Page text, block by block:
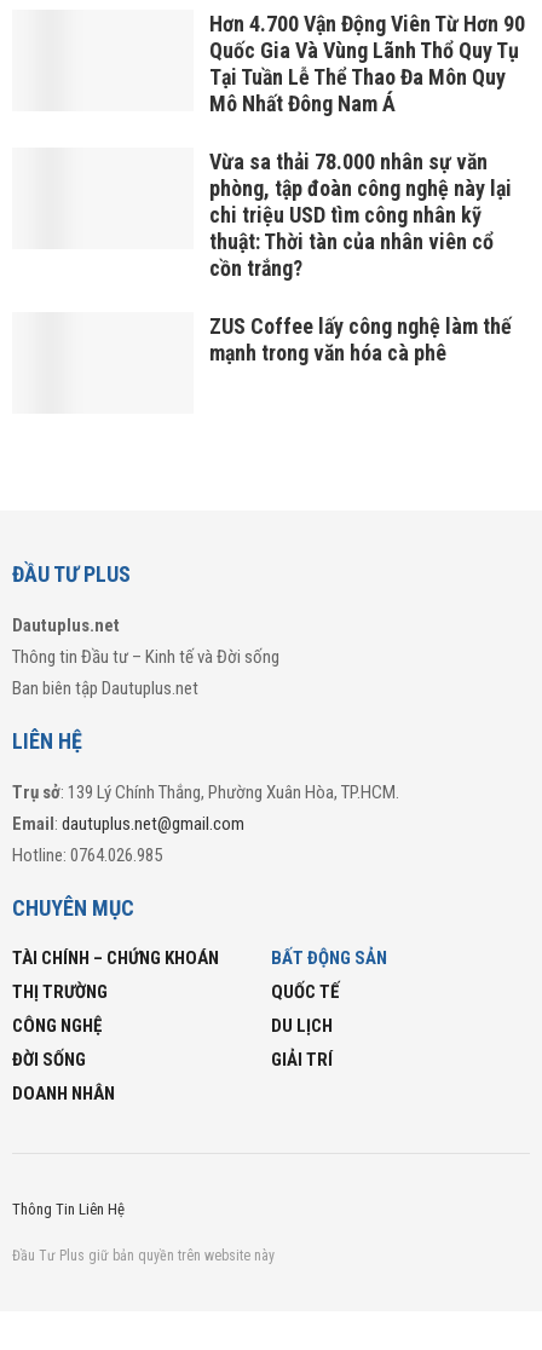
Hơn 4.700 Vận Động Viên Từ Hơn 90
Quốc Gia Và Vùng Lãnh Thổ Quy Tụ
Tại Tuần Lễ Thể Thao Đa Môn Quy
Mô Nhất Đông Nam Á
Vừa sa thải 78.000 nhân sự văn
phòng, tập đoàn công nghệ này lại
chi triệu USD tìm công nhân kỹ
thuật: Thời tàn của nhân viên cổ
cồn trắng?
ZUS Coffee lấy công nghệ làm thế
mạnh trong văn hóa cà phê
ĐẦU TƯ PLUS
Dautuplus.net
Thông tin Đầu tư – Kinh tế và Đời sống
Ban biên tập Dautuplus.net
LIÊN HỆ
Trụ sở: 139 Lý Chính Thắng, Phường Xuân Hòa, TP.HCM.
Email : dautuplus.net@gmail.com
Hotline: 0764.026.985
CHUYÊN MỤC
TÀI CHÍNH – CHỨNG KHOÁN
BẤT ĐỘNG SẢN
THỊ TRƯỜNG
QUỐC TẾ
CÔNG NGHỆ
DU LỊCH
ĐỜI SỐNG
GIẢI TRÍ
DOANH NHÂN
Thông Tin Liên Hệ
Đầu Tư Plus giữ bản quyền trên website này